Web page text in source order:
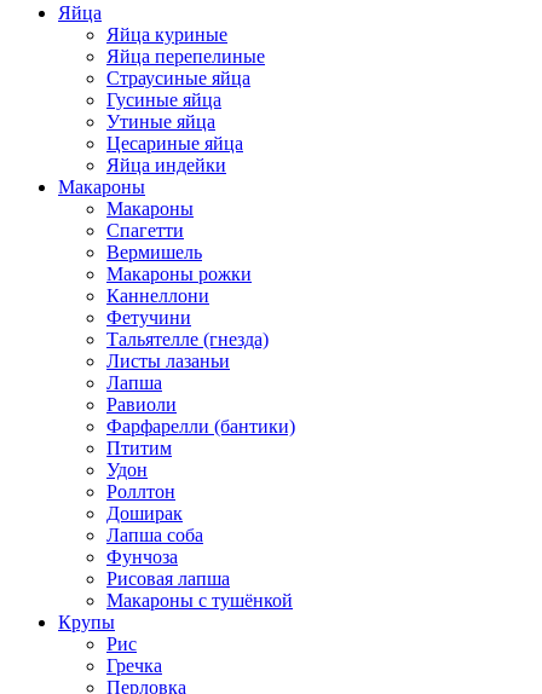
Яйца
Яйца куриные
Яйца перепелиные
Страусиные яйца
Гусиные яйца
Утиные яйца
Цесариные яйца
Яйца индейки
Макароны
Макароны
Спагетти
Вермишель
Макароны рожки
Каннеллони
Фетучини
Тальятелле (гнезда)
Листы лазаньи
Лапша
Равиоли
Фарфарелли (бантики)
Птитим
Удон
Роллтон
Доширак
Лапша соба
Фунчоза
Рисовая лапша
Макароны с тушёнкой
Крупы
Рис
Гречка
Перловка